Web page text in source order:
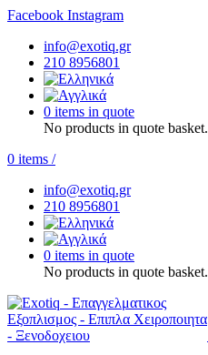
Facebook Instagram
info@exotiq.gr
210 8956801
0 items in quote
No products in quote basket.
0 items /
info@exotiq.gr
210 8956801
0 items in quote
No products in quote basket.